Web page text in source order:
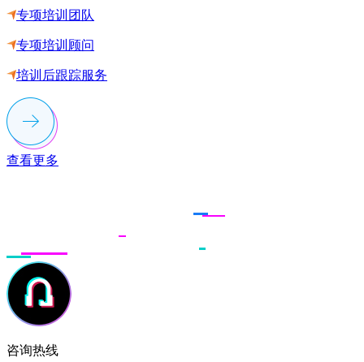
专项培训团队
专项培训顾问
培训后跟踪服务
查看更多
咨询热线